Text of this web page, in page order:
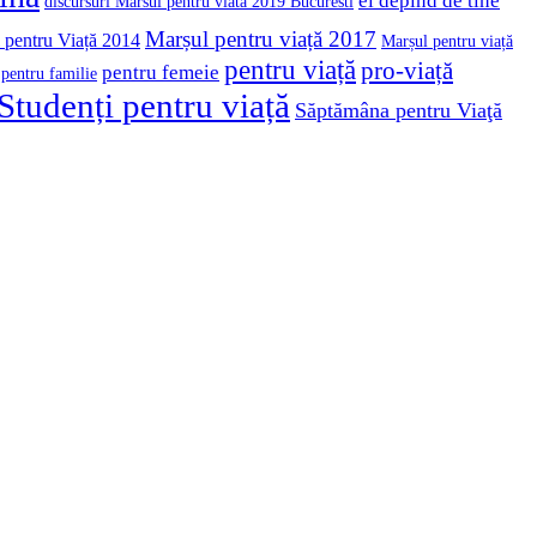
Viață 2014 Marșul pentru viață 2017 Marșul pentru viață
pentru familie pentru femeie pentru viață pro-viață
pentru viață Săptămâna pentru Viaţă